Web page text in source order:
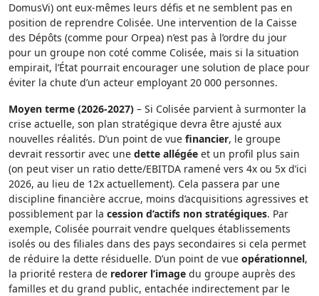
DomusVi) ont eux-mêmes leurs défis et ne semblent pas en
position de reprendre Colisée. Une intervention de la Caisse
des Dépôts (comme pour Orpea) n’est pas à l’ordre du jour
pour un groupe non coté comme Colisée, mais si la situation
empirait, l’État pourrait encourager une solution de place pour
éviter la chute d’un acteur employant 20 000 personnes.
Moyen terme (2026-2027) – Si Colisée parvient à surmonter la
crise actuelle, son plan stratégique devra être ajusté aux
nouvelles réalités. D’un point de vue financier, le groupe
devrait ressortir avec une dette allégée et un profil plus sain
(on peut viser un ratio dette/EBITDA ramené vers 4x ou 5x d’ici
2026, au lieu de 12x actuellement). Cela passera par une
discipline financière accrue, moins d’acquisitions agressives et
possiblement par la cession d’actifs non stratégiques. Par
exemple, Colisée pourrait vendre quelques établissements
isolés ou des filiales dans des pays secondaires si cela permet
de réduire la dette résiduelle. D’un point de vue opérationnel,
la priorité restera de redorer l’image du groupe auprès des
familles et du grand public, entachée indirectement par le